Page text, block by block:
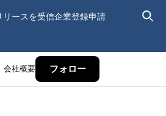
リースを受信企業登録申請
会社概要 フォロー